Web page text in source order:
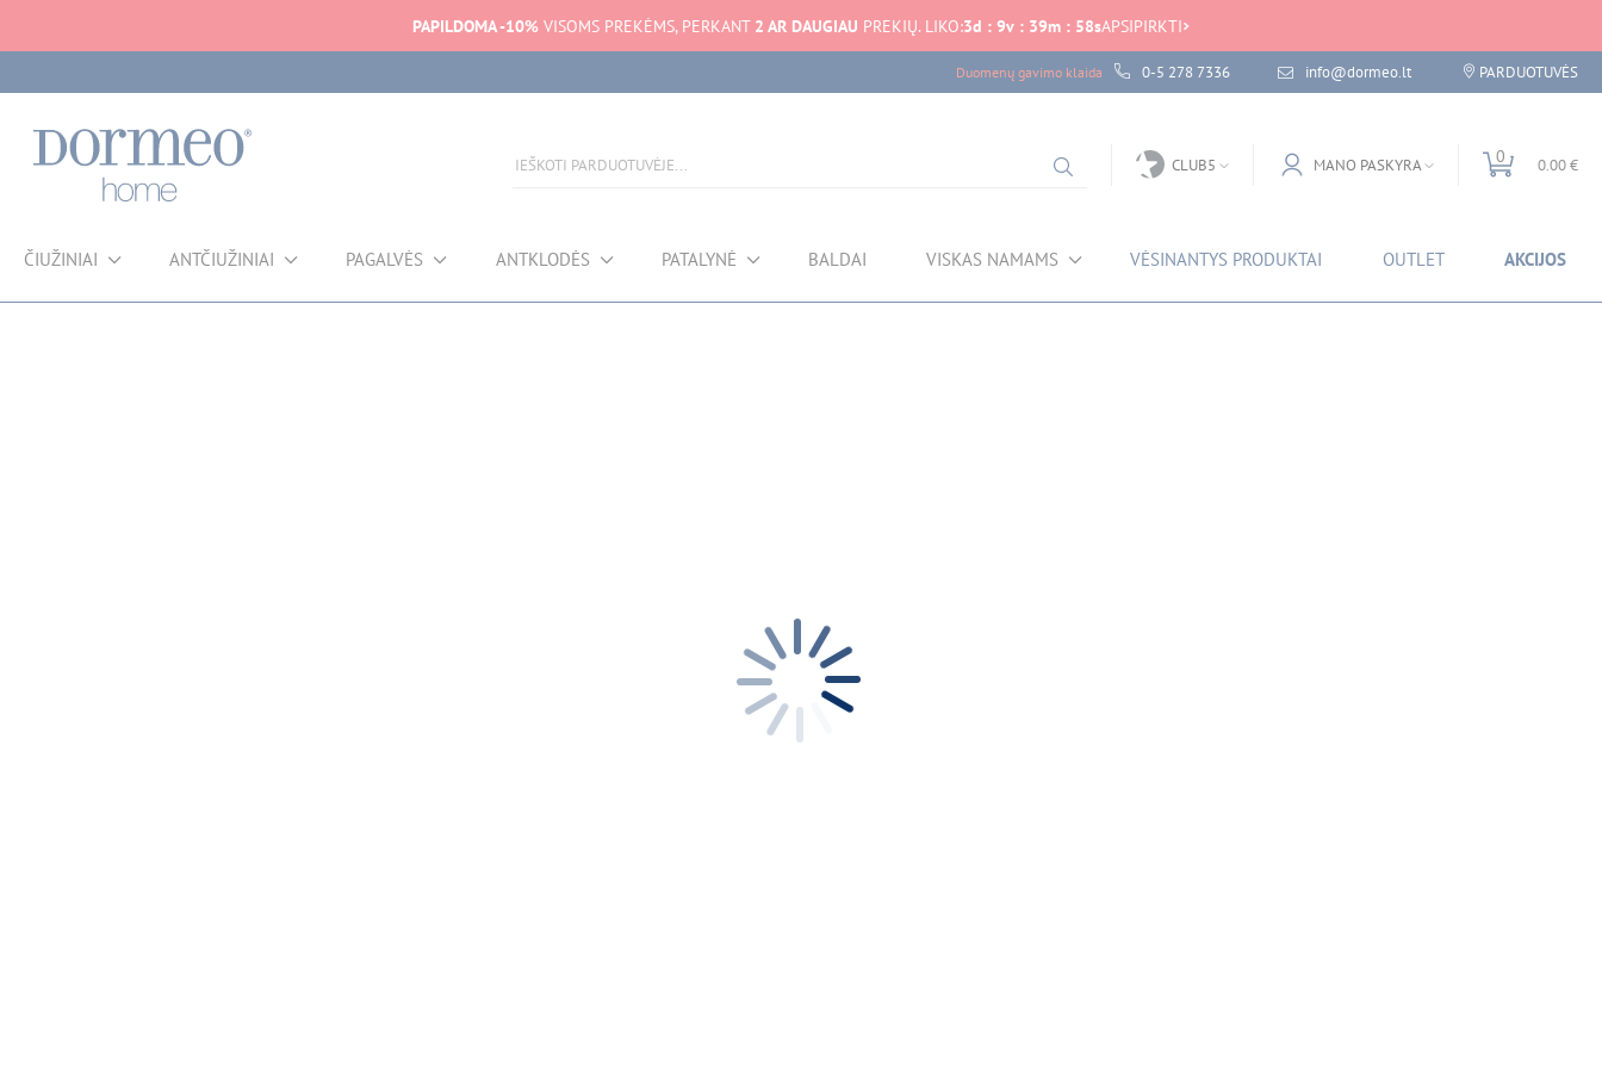
PAPILDOMA -10% VISOMS PREKĖMS, PERKANT 2 AR DAUGIAU PREKIŲ. LIKO:3d : 9v : 39m : 58sAPSIPIRKTI
Duomenų gavimo klaida 0-5 278 7336 info@dormeo.lt PARDUOTUVĖS
CLUB5 MANO PASKYRA 0 0.00 €
ČIUŽINIAI ANTČIUŽINIAI PAGALVĖS ANTKLODĖS PATALYNĖ BALDAI VISKAS NAMAMS VĖSINANTYS PRODUKTAI OUTLET AKCIJOS